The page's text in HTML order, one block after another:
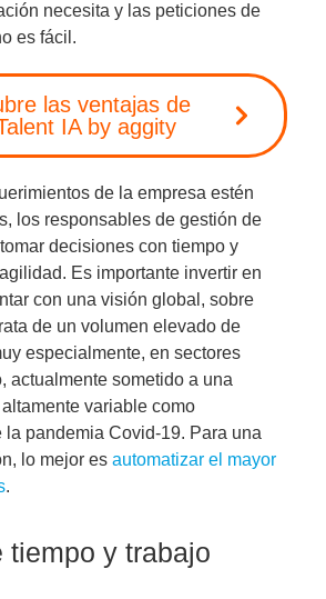
necesita y las peticiones de
es fácil.
las ventajas de
IA by aggity
de la empresa estén
los responsables de gestión de
decisiones con tiempo y
Es importante invertir en
con una visión global, sobre
de un volumen elevado de
especialmente, en sectores
, actualmente sometido a una
variable como
la pandemia Covid-19. Para una
lo mejor es automatizar el mayor
.
tiempo y trabajo